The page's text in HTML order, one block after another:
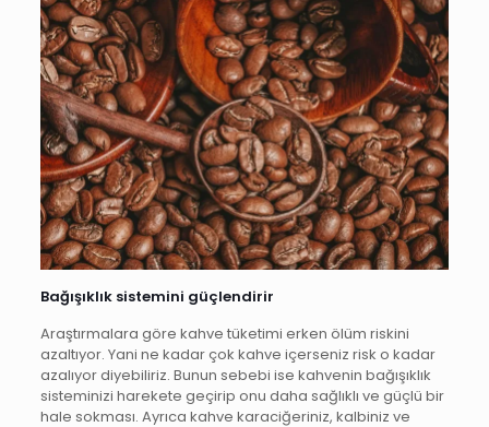
Bağışıklık sistemini güçlendirir
Araştırmalara göre kahve tüketimi erken ölüm riskini
azaltıyor. Yani ne kadar çok kahve içerseniz risk o kadar
azalıyor diyebiliriz. Bunun sebebi ise kahvenin bağışıklık
sisteminizi harekete geçirip onu daha sağlıklı ve güçlü bir
hale sokması. Ayrıca kahve karaciğeriniz, kalbiniz ve